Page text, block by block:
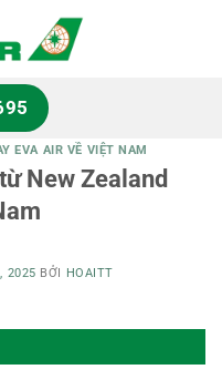
EVA AIR VỀ VIỆT NAM
New Zealand
2025 BỞI HOAITT